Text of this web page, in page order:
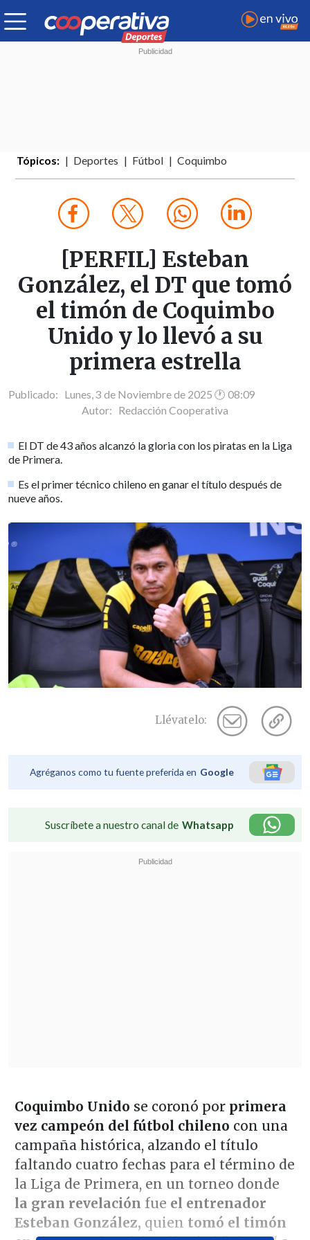
Tópicos: Deportes Fútbol Coquimbo
[PERFIL] Esteban
González, el DT que tomó
el timón de Coquimbo
Unido y lo llevó a su
primera estrella
Publicado: Lunes, 3 de Noviembre de 2025 🕐 08:09
Autor: Redacción Cooperativa
El DT de 43 años alcanzó la gloria con los piratas en la Liga
de Primera.
Es el primer técnico chileno en ganar el título después de
nueve años.
Llévatelo:
Agréganos como tu fuente preferida en Google
Suscríbete a nuestro canal de Whatsapp
Coquimbo Unido se coronó porprimera
vez campeón del fútbol chileno con una
campaña histórica, alzando el título
faltando cuatro fechas para el término de
la Liga de Primera, en un torneo donde
la gran revelación fue el entrenador
Esteban González, quien tomó el timón